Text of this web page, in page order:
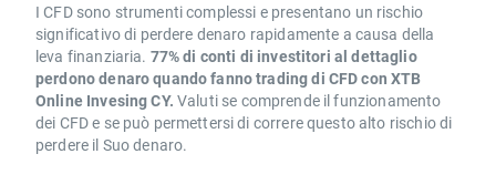
I CFD sono strumenti complessi e presentano un rischio
significativo di perdere denaro rapidamente a causa della
leva finanziaria. 77% di conti di investitori al dettaglio
perdono denaro quando fanno trading di CFD con XTB
Online Invesing CY. Valuti se comprende il funzionamento
dei CFD e se può permettersi di correre questo alto rischio di
perdere il Suo denaro.